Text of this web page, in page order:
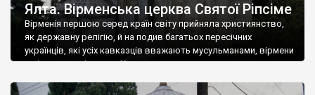
Ялта. Вірменська церква Святої Ріпсіме
Вірменія першою серед країн світу прийняла християнство,
як державну релігію, й на подив багатьох пересічних
українців, які усіх кавказців вважають мусульманами, вірмени
є відданими вірянами Христа